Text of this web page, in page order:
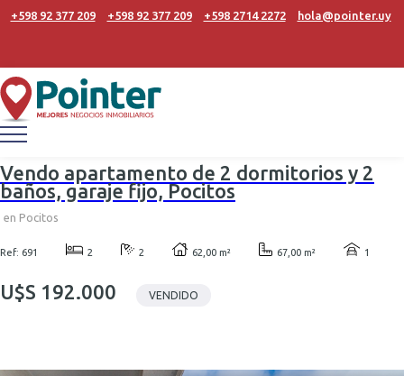
+598 92 377 209 +598 92 377 209 +598 2714 2272 hola@pointer.uy
Vendo apartamento de 2 dormitorios y 2
baños, garaje fijo, Pocitos
en Pocitos
Ref: 691 2 2 62,00 m² 67,00 m² 1
U$S 192.000 VENDIDO